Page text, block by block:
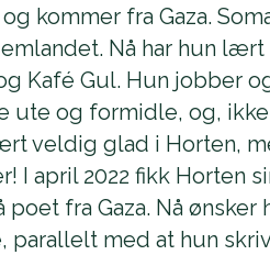
kommer fra Gaza.
Nå har hun
Kafé Gul. Hun jobber
og formidle, og, ikke
veldig glad i Horten,
I april 2022 fikk Horten
poet fra Gaza. Nå
med at hun